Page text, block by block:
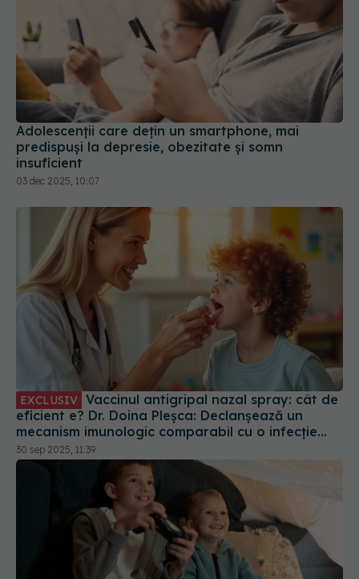
Adolescenţii care deţin un smartphone, mai
predispuşi la depresie, obezitate şi somn
insuficient
03 dec 2025, 10:07
EXCLUSIV
eficient e? Dr. Doina Pleșca: Declanșează un
mecanism imunologic comparabil cu o infecție
reală
30 sep 2025, 11:39